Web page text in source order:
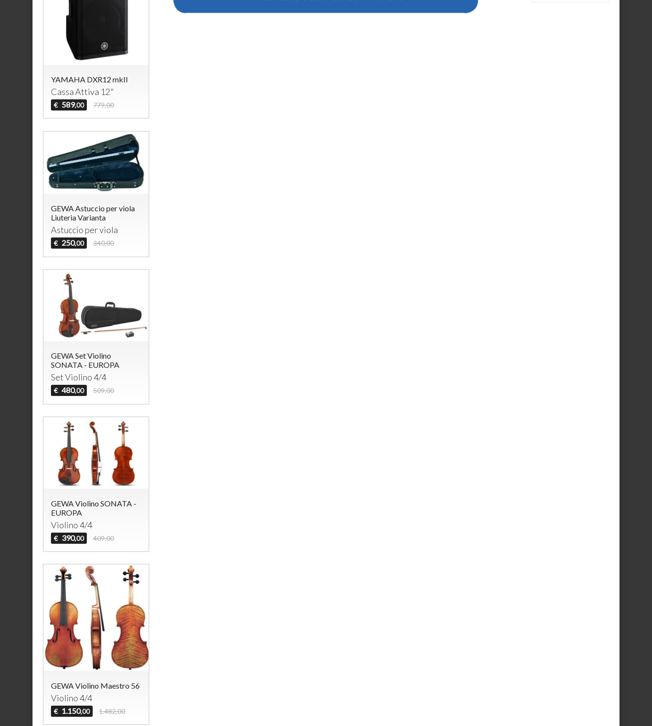
YAMAHA DXR12 mkII
Cassa Attiva 12"
€ 589,00 779,00
GEWA Astuccio per viola
Liuteria Varianta
Astuccio per viola
€ 250,00 340,00
GEWA Set Violino
SONATA - EUROPA
Set Violino 4/4
€ 480,00 509,00
GEWA Violino SONATA -
EUROPA
Violino 4/4
€ 390,00 409,00
GEWA Violino Maestro 56
Violino 4/4
€ 1.150,00 1.482,00